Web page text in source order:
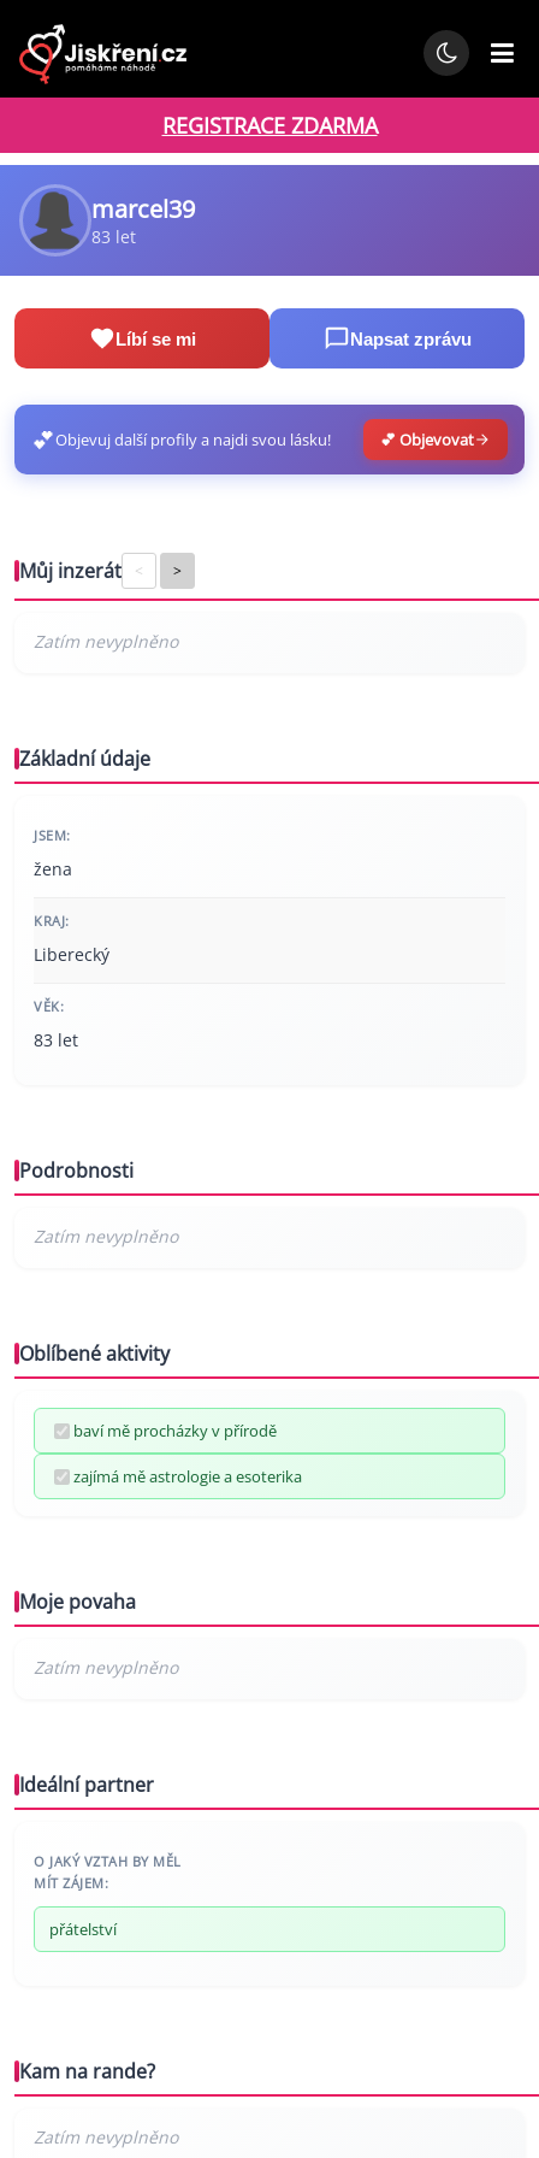
REGISTRACE ZDARMA
marcel39
83 let
Líbí se mi Napsat zprávu
💕Objevuj další profily a najdi svou lásku! 💕 Objevovat
Můj inzerát < >
Základní údaje
JSEM:
žena
KRAJ:
Liberecký
VĚK:
83 let
Podrobnosti
Oblíbené aktivity
baví mě procházky v přírodě
zajímá mě astrologie a esoterika
Moje povaha
Ideální partner
O JAKÝ VZTAH BY MĚL
MÍT ZÁJEM:
přátelství
Kam na rande?